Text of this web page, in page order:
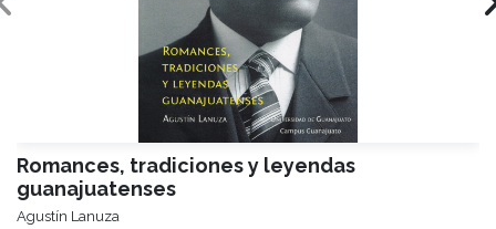
Romances, tradiciones y leyendas
guanajuatenses
Agustín Lanuza